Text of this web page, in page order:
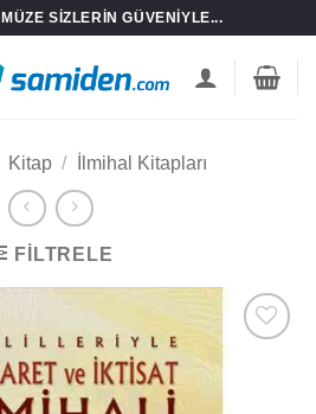
SIZLERIN GÜVENIYLE...
Kitap / İlmihal Kitapları
FILTRELE